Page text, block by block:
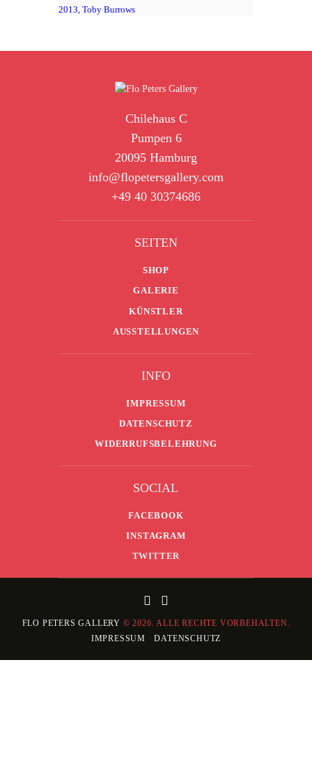
2013, Toby Burrows
Chilehaus C
Pumpen 6
20095 Hamburg
info@flopetersgallery.com
+49 40 30374686
SEITEN
SHOP
GALERIE
KÜNSTLER
AUSSTELLUNGEN
INFO
IMPRESSUM
DATENSCHUTZ
WIDERRUFSBELEHRUNG
SOCIAL
FACEBOOK
INSTAGRAM
TWITTER
FLO PETERS GALLERY © 2026. ALLE RECHTE VORBEHALTEN.
IMPRESSUM ·DATENSCHUTZ